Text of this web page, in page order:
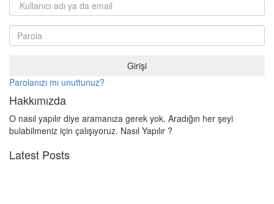
Girişi
Parolanızı mı unuttunuz?
Hakkımızda
O nasıl yapılır diye aramanıza gerek yok. Aradığın her şeyi
bulabilmeniz için çalışıyoruz. Nasıl Yapılır ?
Latest Posts